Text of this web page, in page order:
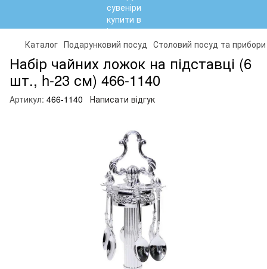
Каталог Подарунковий посуд Столовий посуд та прибори
Набір чайних ложок на підставці (6
шт., h-23 см) 466-1140
Артикул: 466-1140 Написати відгук